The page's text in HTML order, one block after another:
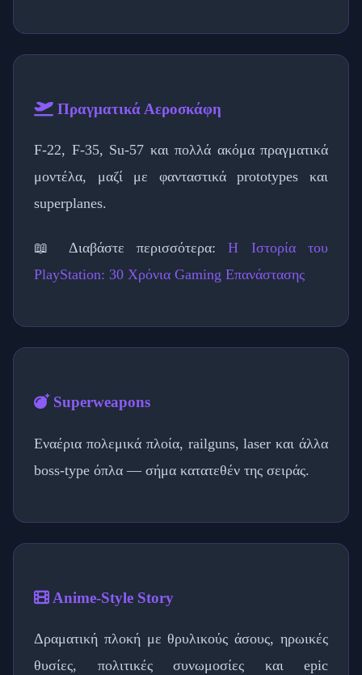
Πραγματικά Αεροσκάφη
F-22, F-35, Su-57 και πολλά ακόμα πραγματικά
μοντέλα, μαζί με φανταστικά prototypes και
superplanes.
📖 Διαβάστε περισσότερα:Η Ιστορία του
PlayStation: 30 Χρόνια Gaming Επανάστασης
Superweapons
Εναέρια πολεμικά πλοία, railguns, laser και άλλα
boss-type όπλα — σήμα κατατεθέν της σειράς.
Anime-Style Story
Δραματική πλοκή με θρυλικούς άσους, ηρωικές
θυσίες, πολιτικές συνωμοσίες και epic